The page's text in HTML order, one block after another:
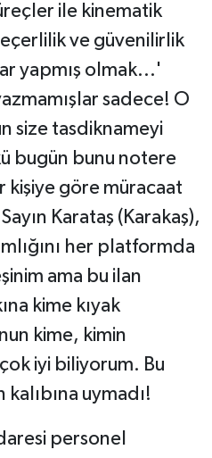
ile kinematik
ve güvenilirlik
yapmış olmak...'
sadece! O
size tasdiknameyi
bugün bunu notere
kişiye göre müracaat
Karataş (Karakaş),
her platformda
ama bu ilan
kime kıyak
kime, kimin
iyi biliyorum. Bu
kalıbına uymadı!
personel